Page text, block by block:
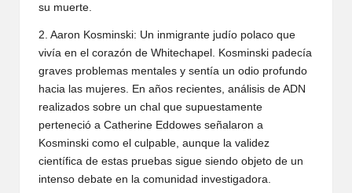
su muerte.
2. Aaron Kosminski: Un inmigrante judío polaco que
vivía en el corazón de Whitechapel. Kosminski padecía
graves problemas mentales y sentía un odio profundo
hacia las mujeres. En años recientes, análisis de ADN
realizados sobre un chal que supuestamente
perteneció a Catherine Eddowes señalaron a
Kosminski como el culpable, aunque la validez
científica de estas pruebas sigue siendo objeto de un
intenso debate en la comunidad investigadora.